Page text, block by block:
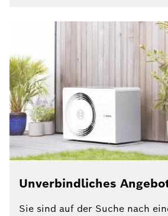
Unverbindliches
Sie sind auf der Suche nach